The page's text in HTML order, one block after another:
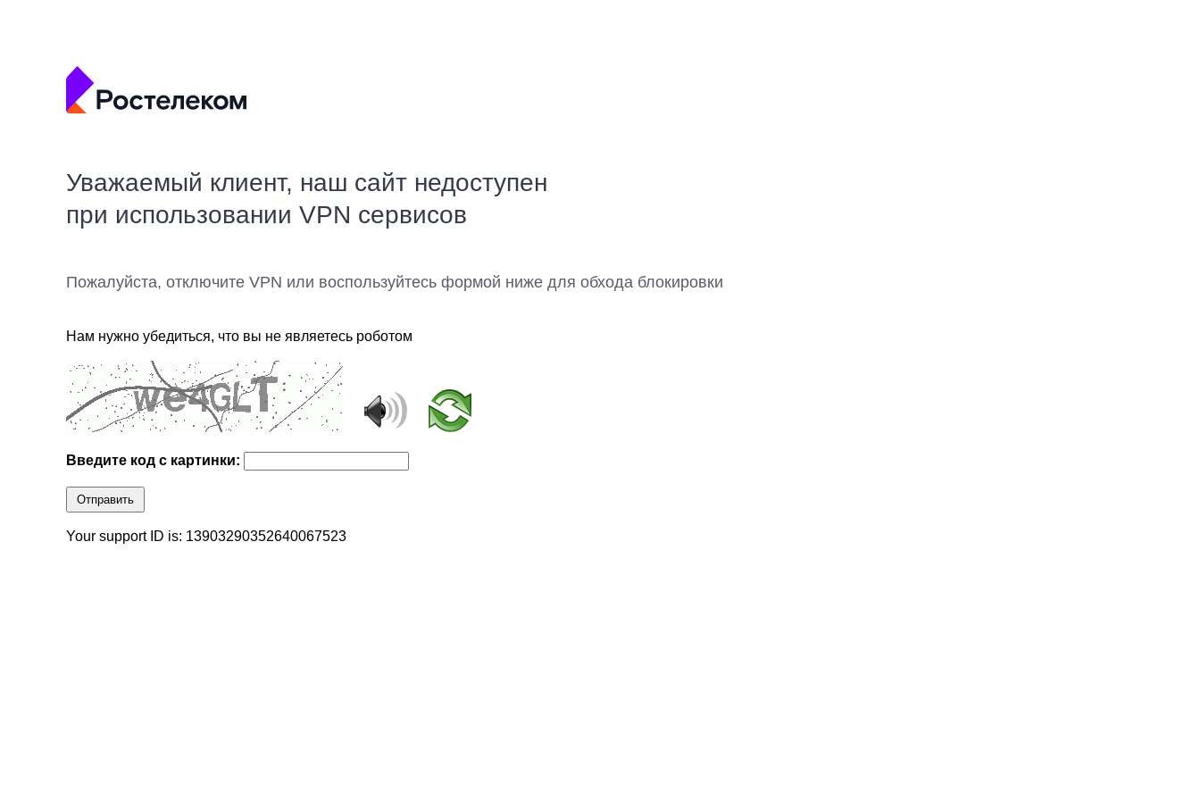
Уважаемый клиент, наш сайт недоступен
при использовании VPN сервисов
Пожалуйста, отключите VPN или воспользуйтесь формой ниже для обхода блокировки
Нам нужно убедиться, что вы не являетесь роботом
Введите код с картинки:
Отправить
Your support ID is: 13903290352640067523